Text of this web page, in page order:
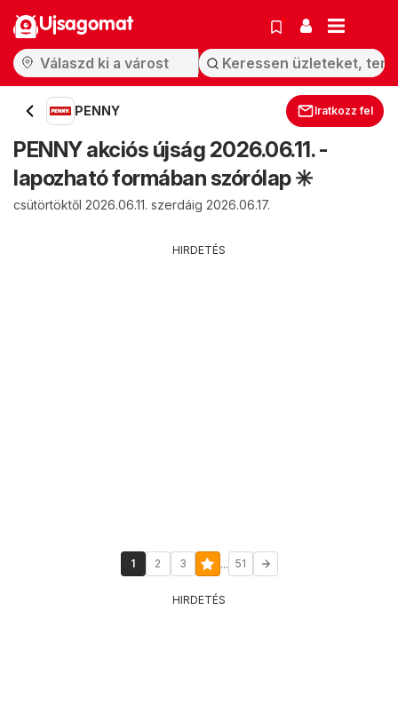
Ujsagomat
PENNY Iratkozz fel
PENNY akciós újság 2026.06.11. -
lapozható formában szórólap ✳️
csütörtöktől 2026.06.11. szerdáig 2026.06.17.
HIRDETÉS
1 2 3 ... 51
HIRDETÉS